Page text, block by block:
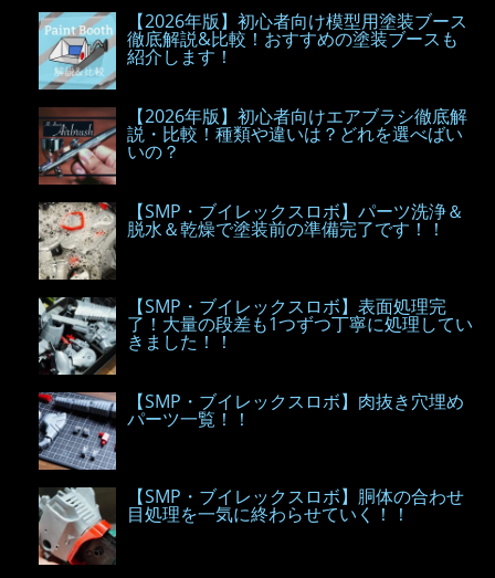
【2026年版】初心者向け模型用塗装ブース
徹底解説&比較！おすすめの塗装ブースも
紹介します！
【2026年版】初心者向けエアブラシ徹底解
説・比較！種類や違いは？どれを選べばい
いの？
【SMP・ブイレックスロボ】パーツ洗浄＆
脱水＆乾燥で塗装前の準備完了です！！
【SMP・ブイレックスロボ】表面処理完
了！大量の段差も1つずつ丁寧に処理してい
きました！！
【SMP・ブイレックスロボ】肉抜き穴埋め
パーツ一覧！！
【SMP・ブイレックスロボ】胴体の合わせ
目処理を一気に終わらせていく！！